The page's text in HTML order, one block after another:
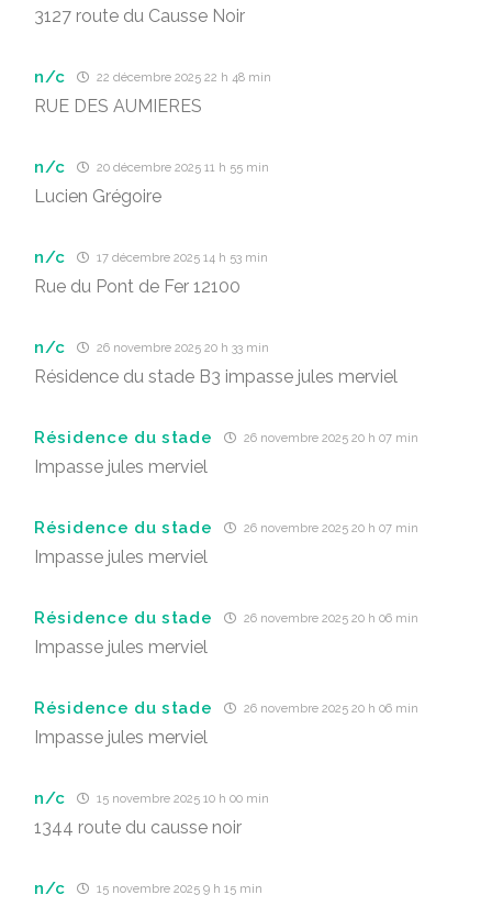
3127 route du Causse Noir
n/c 22 décembre 2025 22 h 48 min
RUE DES AUMIERES
n/c 20 décembre 2025 11 h 55 min
Lucien Grégoire
n/c 17 décembre 2025 14 h 53 min
Rue du Pont de Fer 12100
n/c 26 novembre 2025 20 h 33 min
Résidence du stade B3 impasse jules merviel
Résidence du stade 26 novembre 2025 20 h 07 min
Impasse jules merviel
Résidence du stade 26 novembre 2025 20 h 07 min
Impasse jules merviel
Résidence du stade 26 novembre 2025 20 h 06 min
Impasse jules merviel
Résidence du stade 26 novembre 2025 20 h 06 min
Impasse jules merviel
n/c 15 novembre 2025 10 h 00 min
1344 route du causse noir
n/c 15 novembre 2025 9 h 15 min